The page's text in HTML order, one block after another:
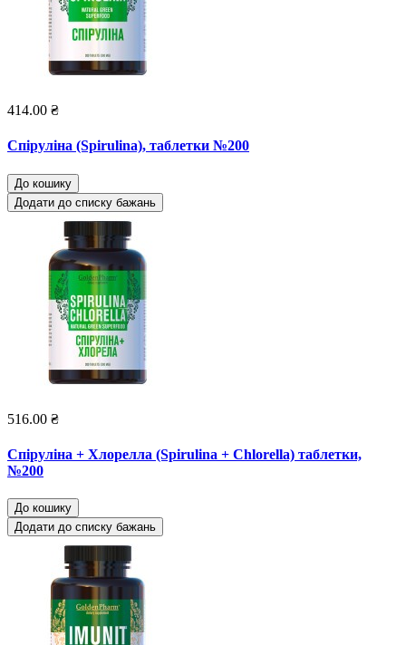
414.00 ₴
Спіруліна (Spirulina), таблетки №200
До кошику
Додати до списку бажань
516.00 ₴
Спіруліна + Хлорелла (Spirulina + Chlorella) таблетки,
№200
До кошику
Додати до списку бажань